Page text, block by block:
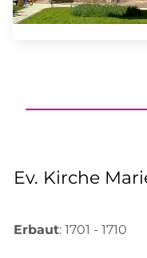
Ev. Kirche
Erbaut: 1701 - 1710